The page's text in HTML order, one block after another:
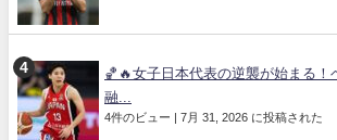
🏀🔥女子日本代表の逆襲が始まる！
融...
4件のビュー 7月 31, 2026 に投稿された